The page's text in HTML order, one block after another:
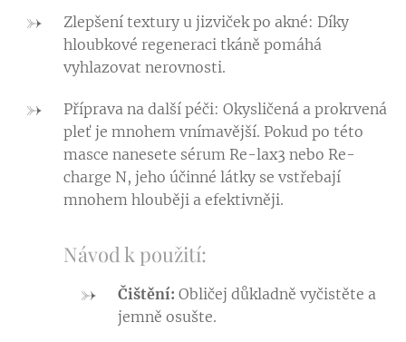
Zlepšení textury u jizviček po akné: Díky
hloubkové regeneraci tkáně pomáhá
vyhlazovat nerovnosti.
Příprava na další péči: Okysličená a prokrvená
pleť je mnohem vnímavější. Pokud po této
masce nanesete sérum Re-lax3 nebo Re-
charge N, jeho účinné látky se vstřebají
mnohem hlouběji a efektivněji.
Návod k použití:
Čištění: Obličej důkladně vyčistěte a
jemně osušte.